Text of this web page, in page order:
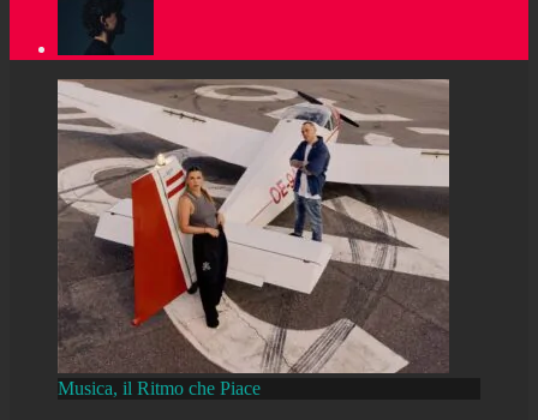
Musica, il Ritmo che Piace